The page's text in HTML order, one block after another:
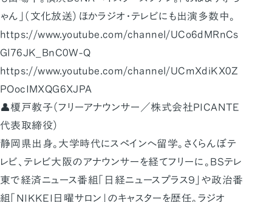
ゃん」（文化放送）ほかラジオ・テレビにも出演多数中。
https://www.youtube.com/channel/UCo6dMRnCs
Gl76JK_BnC0W-Q
https://www.youtube.com/channel/UCmXdiKX0Z
POocIMXQG6XJPA
👤榎戸教子（フリーアナウンサー／株式会社PICANTE
代表取締役）
静岡県出身。大学時代にスペインへ留学。さくらんぼテ
レビ、テレビ大阪のアナウンサーを経てフリーに。BSテレ
東で経済ニュース番組「日経ニュースプラス９」や政治番
組「NIKKEI日曜サロン」のキャスターを歴任。ラジオ